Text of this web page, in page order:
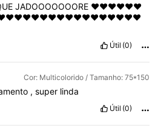
JADOOOOOOORE ❤️❤️❤️❤️❤️❤️
Útil (0)
Cor: Multicolorido / Tamanho: 75*150
, super linda
Útil (0)